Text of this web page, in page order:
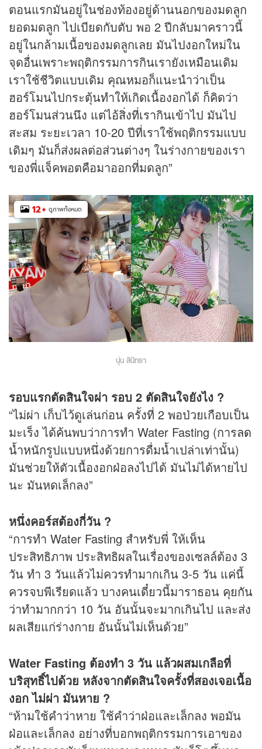
ตอนแรกมันอยู่ในช่องท้องอยู่ด้านนอกของมดลูก
ยอดมดลูก ไปเบียดกับตับ พอ 2 ปีกลับมาคราวนี้
อยู่ในกล้ามเนื้อของมดลูกเลย มันไปงอกใหม่ใน
จุดอื่นเพราะพฤติกรรมการกินเรายังเหมือนเดิม
เราใช้ชีวิตแบบเดิม คุณหมอก็แนะนำว่าเป็น
ฮอร์โมนไปกระตุ้นทำให้เกิดเนื้องอกได้ ก็คิดว่า
ฮอร์โมนส่วนนึง แต่ไอ้สิ่งที่เรากินเข้าไป มันไป
สะสม ระยะเวลา 10-20 ปีที่เราใช้พฤติกรรมแบบ
เดิมๆ มันก็ส่งผลต่อส่วนต่างๆ ในร่างกายของเรา
ของพี่แจ็คพอตคือมาออกที่มดลูก”
12+ ดูภาพทั้งหมด
นุ่น สินิทธา
รอบแรกตัดสินใจผ่า รอบ 2 ตัดสินใจยังไง ?
“ไม่ผ่า เก็บไว้ดูเล่นก่อน ครั้งที่ 2 พอป่วยเกือบเป็น
มะเร็ง ได้ค้นพบว่าการทำ Water Fasting (การลด
น้ำหนักรูปแบบหนึ่งด้วยการดื่มน้ำเปล่าเท่านั้น)
มันช่วยให้ตัวเนื้องอกฝ่อลงไปได้ มันไม่ได้หายไป
นะ มันหดเล็กลง”
หนึ่งคอร์สต้องกี่วัน ?
“การทำ Water Fasting สำหรับพี่ ให้เห็น
ประสิทธิภาพ ประสิทธิผลในเรื่องของเซลล์ต้อง 3
วัน ทำ 3 วันแล้วไม่ควรทำมากเกิน 3-5 วัน แค่นี้
ควรจบพีเรียดแล้ว บางคนเดี๋ยวนี้มาราธอน คุยกัน
ว่าทำมากกว่า 10 วัน อันนั้นจะมากเกินไป และส่ง
ผลเสียแก่ร่างกาย อันนั้นไม่เห็นด้วย”
Water Fasting ต้องทำ 3 วัน แล้วผสมเกลือที่
บริสุทธิ์ไปด้วย หลังจากตัดสินใจครั้งที่สองเจอเนื้อ
งอก ไม่ผ่า มันหาย ?
“ห้ามใช้คำว่าหาย ใช้คำว่าฝ่อและเล็กลง พอมัน
ฝ่อและเล็กลง อย่างที่บอกพฤติกรรมการเอาของ